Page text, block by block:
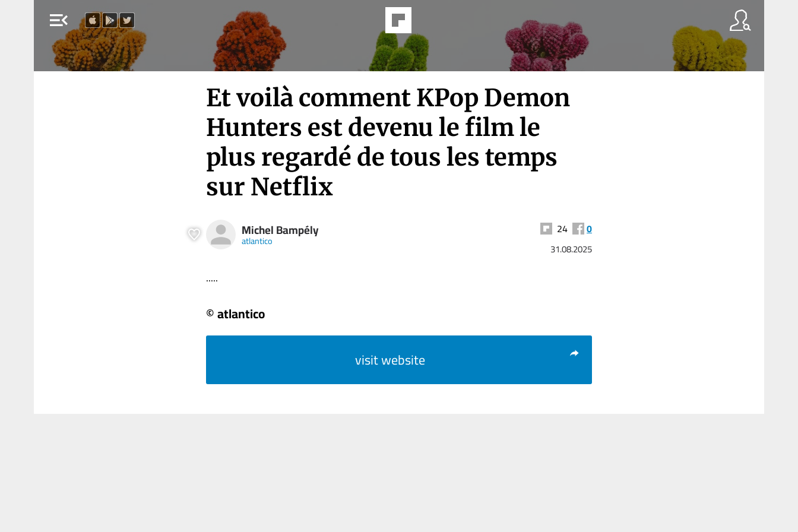
menu_open
Et voilà comment KPop Demon
Hunters est devenu le film le
plus regardé de tous les temps
sur Netflix
Michel Bampély
atlantico
24 0
31.08.2025
.....
© atlantico
visit website